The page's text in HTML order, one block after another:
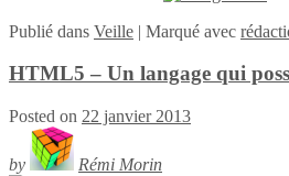
Publié dans Veille | Marqué avec
HTML5 – Un langage qui
Posted on 22 janvier 2013
by Rémi Morin